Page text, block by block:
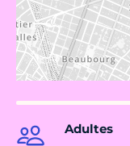
Adultes